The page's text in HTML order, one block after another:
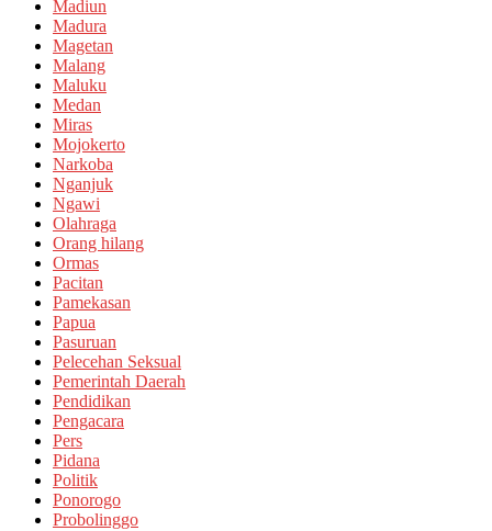
Madiun
Madura
Magetan
Malang
Maluku
Medan
Miras
Mojokerto
Narkoba
Nganjuk
Ngawi
Olahraga
Orang hilang
Ormas
Pacitan
Pamekasan
Papua
Pasuruan
Pelecehan Seksual
Pemerintah Daerah
Pendidikan
Pengacara
Pers
Pidana
Politik
Ponorogo
Probolinggo